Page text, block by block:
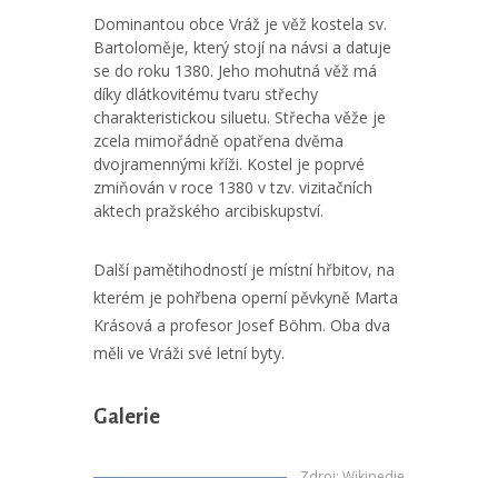
Dominantou obce Vráž je věž kostela sv.
Bartoloměje, který stojí na návsi a datuje
se do roku 1380. Jeho mohutná věž má
díky dlátkovitému tvaru střechy
charakteristickou siluetu. Střecha věže je
zcela mimořádně opatřena dvěma
dvojramennými kříži. Kostel je poprvé
zmiňován v roce 1380 v tzv. vizitačních
aktech pražského arcibiskupství.
Další pamětihodností je místní hřbitov, na
kterém je pohřbena operní pěvkyně Marta
Krásová a profesor Josef Böhm. Oba dva
měli ve Vráži své letní byty.
Galerie